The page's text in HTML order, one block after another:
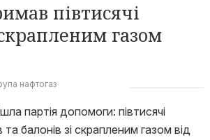
півтисячі
газом
нафтогаз
партія допомоги: півтисячі
та балонів зі скрапленим газом від